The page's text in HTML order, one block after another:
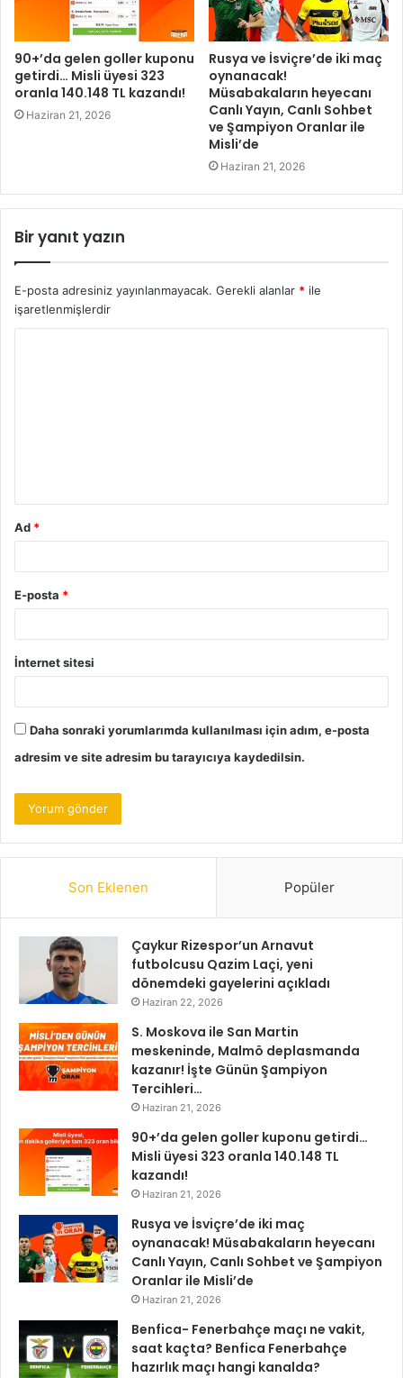
90+’da gelen goller kuponu
getirdi… Misli üyesi 323
oranla 140.148 TL kazandı!
Haziran 21, 2026
Rusya ve İsviçre’de iki maç
oynanacak!
Müsabakaların heyecanı
Canlı Yayın, Canlı Sohbet
ve Şampiyon Oranlar ile
Misli’de
Haziran 21, 2026
Bir yanıt yazın
E-posta adresiniz yayınlanmayacak. Gerekli alanlar * ile
işaretlenmişlerdir
Ad *
E-posta *
İnternet sitesi
Daha sonraki yorumlarımda kullanılması için adım, e-posta
adresim ve site adresim bu tarayıcıya kaydedilsin.
Son Eklenen Popüler
Çaykur Rizespor’un Arnavut
futbolcusu Qazim Laçi, yeni
dönemdeki gayelerini açıkladı
Haziran 22, 2026
S. Moskova ile San Martin
meskeninde, Malmö deplasmanda
kazanır! İşte Günün Şampiyon
Tercihleri…
Haziran 21, 2026
90+’da gelen goller kuponu getirdi…
Misli üyesi 323 oranla 140.148 TL
kazandı!
Haziran 21, 2026
Rusya ve İsviçre’de iki maç
oynanacak! Müsabakaların heyecanı
Canlı Yayın, Canlı Sohbet ve Şampiyon
Oranlar ile Misli’de
Haziran 21, 2026
Benfica- Fenerbahçe maçı ne vakit,
saat kaçta? Benfica Fenerbahçe
hazırlık maçı hangi kanalda?